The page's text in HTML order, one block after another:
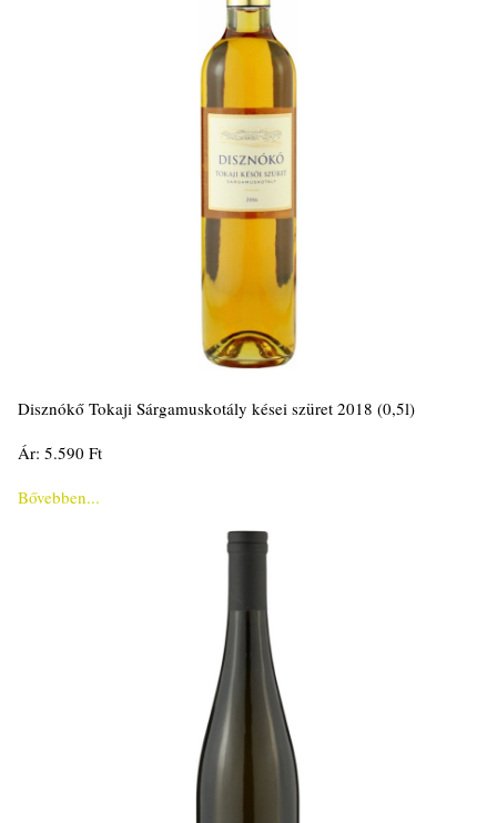
Disznókő Tokaji Sárgamuskotály kései szüret 2018 (0,5l)
Ár: 5.590 Ft
Bővebben...